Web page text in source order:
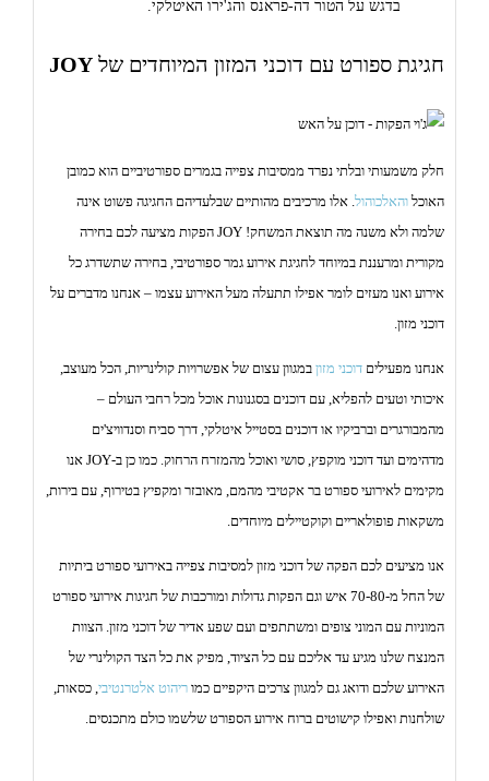
בדגש על הטור דה-פראנס והג'ירו האיטלקי.
חגיגת ספורט עם דוכני המזון המיוחדים של JOY
חלק משמעותי ובלתי נפרד ממסיבות צפייה בגמרים ספורטיביים הוא כמובן
האוכל והאלכוהול. אלו מרכיבים מהותיים שבלעדיהם החגיגה פשוט אינה
שלמה ולא משנה מה תוצאת המשחק! JOY הפקות מציעה לכם בחירה
מקורית ומרעננת במיוחד לחגיגת אירוע גמר ספורטיבי, בחירה שתשדרג כל
אירוע ואנו מעזים לומר אפילו תתעלה מעל האירוע עצמו – אנחנו מדברים על
דוכני מזון.
אנחנו מפעילים דוכני מזון במגוון עצום של אפשרויות קולינריות, הכל מעוצב,
איכותי וטעים להפליא, עם דוכנים בסגנונות אוכל מכל רחבי העולם –
מהמבורגרים וברביקיו או דוכנים בסטייל איטלקי, דרך סביח וסנדוויצ'ים
מדהימים ועד דוכני מוקפץ, סושי ואוכל מהמזרח הרחוק. כמו כן ב-JOY אנו
מקימים לאירועי ספורט בר אקטיבי מהמם, מאובזר ומקפיץ בטירוף, עם בירות,
משקאות פופולאריים וקוקטיילים מיוחדים.
אנו מציעים לכם הפקה של דוכני מזון למסיבות צפייה באירועי ספורט ביתיות
של החל מ-70-80 איש וגם הפקות גדולות ומורכבות של חגיגות אירועי ספורט
המוניות עם המוני צופים ומשתתפים ועם שפע אדיר של דוכני מזון. הצוות
המנצח שלנו מגיע עד אליכם עם כל הציוד, מפיק את כל הצד הקולינרי של
האירוע שלכם ודואג גם למגוון צרכים היקפיים כמו ריהוט אלטרנטיבי, כסאות,
שולחנות ואפילו קישוטים ברוח אירוע הספורט שלשמו כולם מתכנסים.